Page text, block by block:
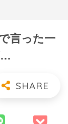
言った一
…